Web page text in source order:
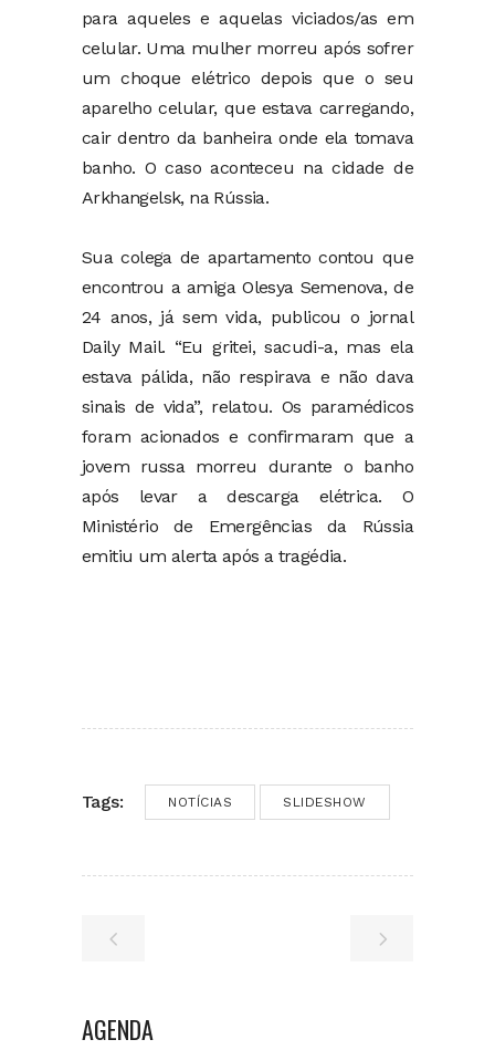
para aqueles e aquelas viciados/as em
celular. Uma mulher morreu após sofrer
um choque elétrico depois que o seu
aparelho celular, que estava carregando,
cair dentro da banheira onde ela tomava
banho. O caso aconteceu na cidade de
Arkhangelsk, na Rússia.
Sua colega de apartamento contou que
encontrou a amiga Olesya Semenova, de
24 anos, já sem vida, publicou o jornal
Daily Mail. “Eu gritei, sacudi-a, mas ela
estava pálida, não respirava e não dava
sinais de vida”, relatou. Os paramédicos
foram acionados e confirmaram que a
jovem russa morreu durante o banho
após levar a descarga elétrica. O
Ministério de Emergências da Rússia
emitiu um alerta após a tragédia.
Tags: NOTÍCIAS SLIDESHOW
AGENDA